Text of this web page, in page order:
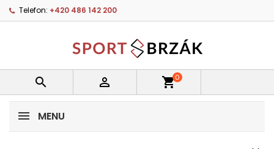
Telefon: +420 486 142 200
  shopping_cart0
MENU